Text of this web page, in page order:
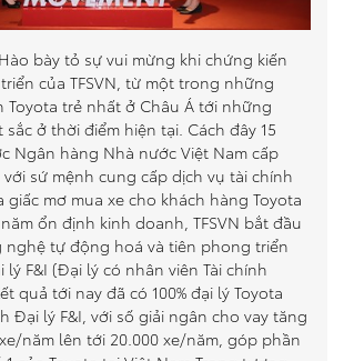
bày tỏ sự vui mừng khi chứng kiến
của TFSVN, từ một trong những
Toyota trẻ nhất ở Châu Á tới những
ở thời điểm hiện tại. Cách đây 15
Ngân hàng Nhà nước Việt Nam cấp
sứ mệnh cung cấp dịch vụ tài chính
giấc mơ mua xe cho khách hàng Toyota
ổn định kinh doanh, TFSVN bắt đầu
nghệ tự động hoá và tiên phong triển
F&I (Đại lý có nhân viên Tài chính
quả tới nay đã có 100% đại lý Toyota
Đại lý F&I, với số giải ngân cho vay tăng
năm lên tới 20.000 xe/năm, góp phần